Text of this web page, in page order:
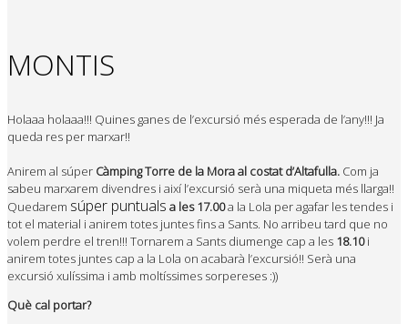
MONTIS
Holaaa holaaa!!! Quines ganes de l’excursió més esperada de l’any!!! Ja
queda res per marxar!!
Anirem al súper Càmping Torre de la Mora al costat d’Altafulla. Com ja
sabeu marxarem divendres i així l’excursió serà una miqueta més llarga!!
Quedarem súper puntuals a les 17.00a la Lola per agafar les tendes i
tot el material i anirem totes juntes fins a Sants. No arribeu tard que no
volem perdre el tren!!! Tornarem a Sants diumenge cap a les 18.10i
anirem totes juntes cap a la Lola on acabarà l’excursió!! Serà una
excursió xulíssima i amb moltíssimes sorpereses :))
Què cal portar?